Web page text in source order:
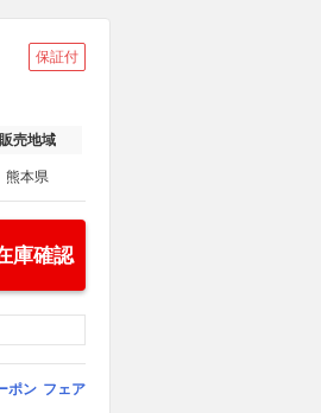
保証付
販売地域
熊本県
庫確認
ポン フェア